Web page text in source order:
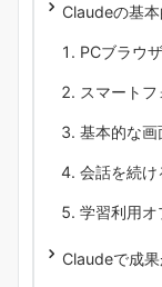
Claudeの基
PCブラウ
スマート
基本的な
会話を続
学習利用
Claudeで成